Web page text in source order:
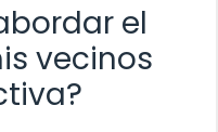
el
vecinos